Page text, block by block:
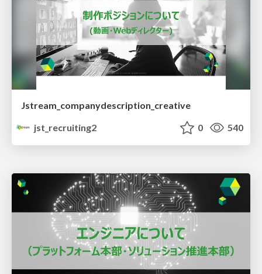
Jstream_companydescription_creative
jst_recruiting2
0 540